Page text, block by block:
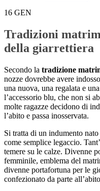
16 GEN
Tradizioni
della giarrettiera
Secondo la tradizione
nozze dovrebbe avere
una nuova, una regalata e
l’accessorio blu, che non si
molte ragazze decidono di
l’abito e passa inosservata.
Si tratta di un indumento
come semplice legaccio.
temere su le calze. Divenne
femminile, emblema del
divenne portafortuna per le
confezionato da parte